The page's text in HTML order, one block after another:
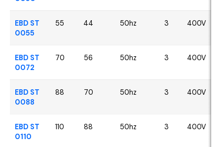
EBD ST
0055
55 44 50hz 3 400V
EBD ST
0072
70 56 50hz 3 400V
EBD ST
0088
88 70 50hz 3 400V
EBD ST
0110
110 88 50hz 3 400V